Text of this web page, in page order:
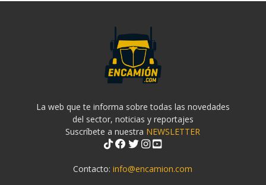
La web que te informa sobre todas las novedades
del sector, noticias y reportajes
Suscríbete a nuestra NEWSLETTER
Contacto:info@encamion.com